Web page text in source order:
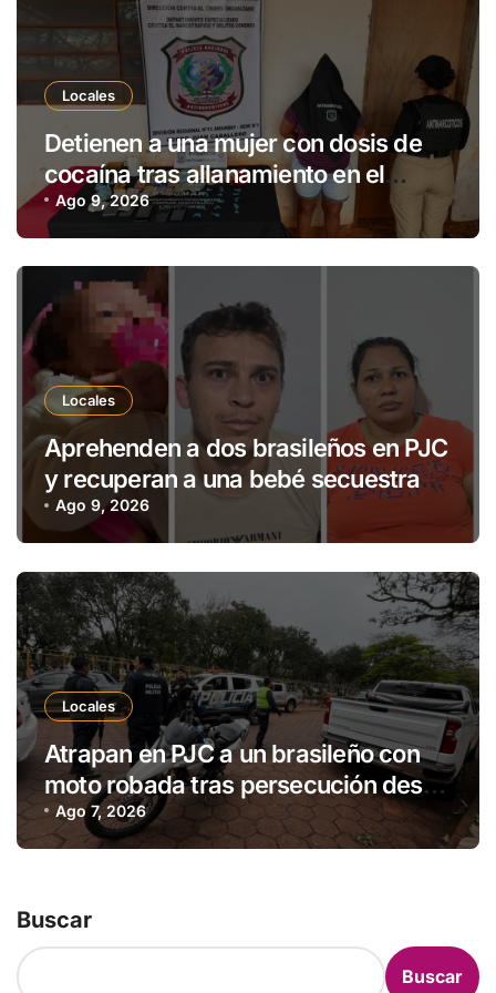
Locales
Detienen a una mujer con dosis de
cocaína tras allanamiento en el
distrito de Cerro Corá
Ago 9, 2026
Locales
Aprehenden a dos brasileños en PJC
y recuperan a una bebé secuestrada
en Brasil
Ago 9, 2026
Locales
Atrapan en PJC a un brasileño con
moto robada tras persecución desde
Ponta Porã
Ago 7, 2026
Buscar
Buscar